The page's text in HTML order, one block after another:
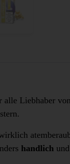
Liebhaber
handlich